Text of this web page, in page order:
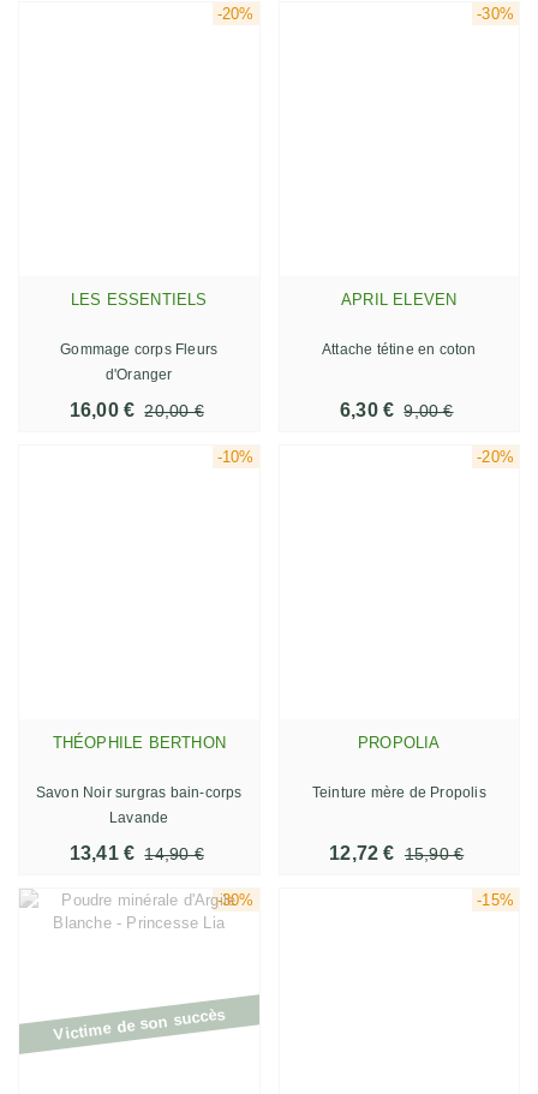
-20%
LES ESSENTIELS
Gommage corps Fleurs
d'Oranger
16,00 € 20,00 €
-30%
APRIL ELEVEN
Attache tétine en coton
6,30 € 9,00 €
-10%
THÉOPHILE BERTHON
Savon Noir surgras bain-corps
Lavande
13,41 € 14,90 €
-20%
PROPOLIA
Teinture mère de Propolis
12,72 € 15,90 €
-30%
Victime de son succès
-15%